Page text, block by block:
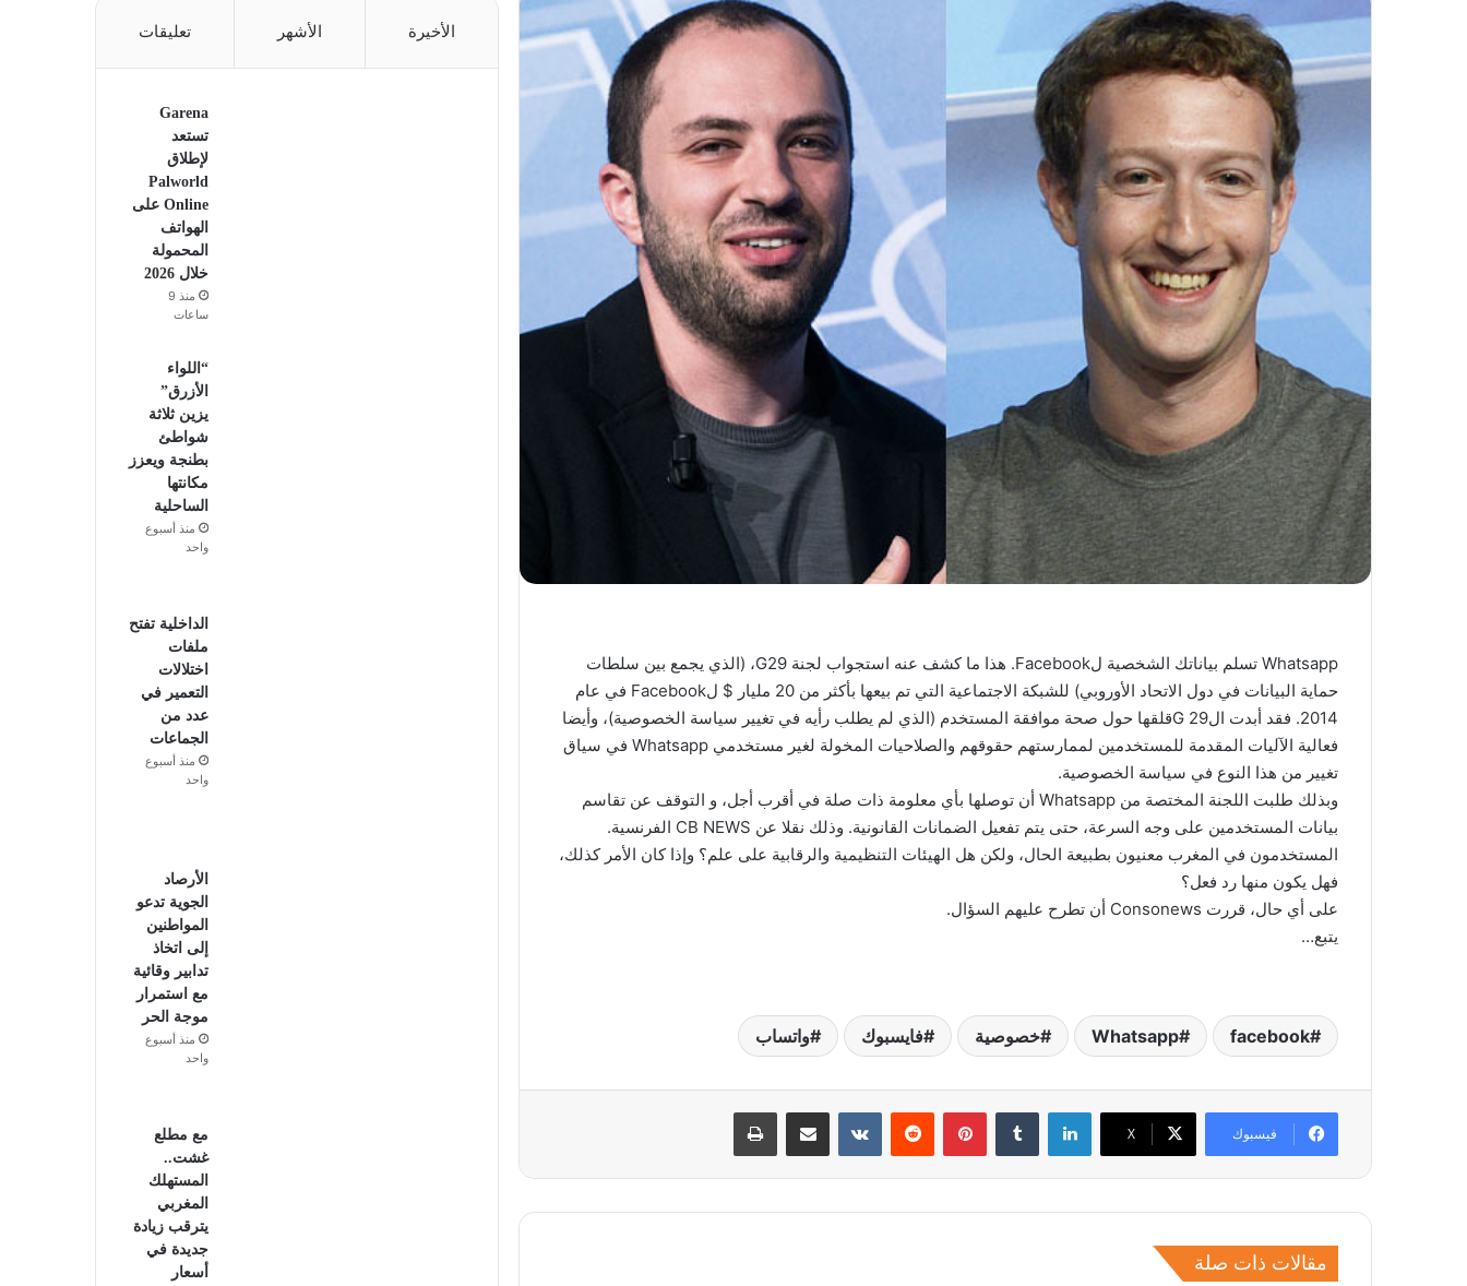
Whatsapp تسلم بياناتك الشخصية لFacebook. هذا ما كشف عنه استجواب لجنة G29، (الذي يجمع بين سلطات
حماية البيانات في دول الاتحاد الأوروبي) للشبكة الاجتماعية التي تم بيعها بأكثر من 20 مليار $ لFacebook في عام
2014. فقد أبدت ال29 Gقلقها حول صحة موافقة المستخدم (الذي لم يطلب رأيه في تغيير سياسة الخصوصية)، وأيضا
فعالية الآليات المقدمة للمستخدمين لممارستهم حقوقهم والصلاحيات المخولة لغير مستخدمي Whatsapp في سياق
تغيير من هذا النوع في سياسة الخصوصية.
وبذلك طلبت اللجنة المختصة من Whatsapp أن توصلها بأي معلومة ذات صلة في أقرب أجل، و التوقف عن تقاسم
بيانات المستخدمين على وجه السرعة، حتى يتم تفعيل الضمانات القانونية. وذلك نقلا عن CB NEWS الفرنسية.
المستخدمون في المغرب معنيون بطبيعة الحال، ولكن هل الهيئات التنظيمية والرقابية على علم؟ وإذا كان الأمر كذلك،
فهل يكون منها رد فعل؟
على أي حال، قررت Consonews أن تطرح عليهم السؤال.
يتبع…
facebook
Whatsapp خصوصية فايسبوك واتساب
فيسبوك ‫X
لينكدإن بينتيريست مشاركة عبر البريد طباعة
مقالات ذات صلة
الأخيرة الأشهر تعليقات
Garena
تستعد
لإطلاق
Palworld
Online على
الهواتف
المحمولة
خلال 2026
منذ 9
ساعات
“اللواء
الأزرق”
يزين ثلاثة
شواطئ
بطنجة ويعزز
مكانتها
الساحلية
منذ أسبوع
واحد
الداخلية تفتح
ملفات
اختلالات
التعمير في
عدد من
الجماعات
منذ أسبوع
واحد
الأرصاد
الجوية تدعو
المواطنين
إلى اتخاذ
تدابير وقائية
مع استمرار
موجة الحر
منذ أسبوع
واحد
مع مطلع
غشت..
المستهلك
المغربي
يترقب زيادة
جديدة في
أسعار